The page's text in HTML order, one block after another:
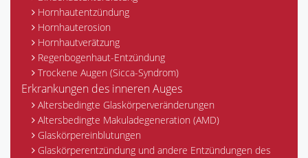
Hornhautentzündung
Hornhauterosion
Hornhautverätzung
Regenbogenhaut-Entzündung
Trockene Augen (Sicca-Syndrom)
Erkrankungen des inneren Auges
Altersbedingte Glaskörperveränderungen
Altersbedingte Makuladegeneration (AMD)
Glaskörpereinblutungen
Glaskörperentzündung und andere Entzündungen des